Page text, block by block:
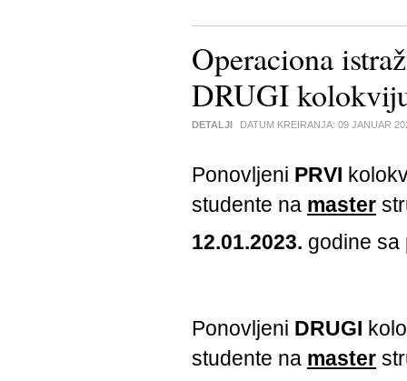
Operaciona
DRUGI
DETALJI DATUM KREIRANJA: 09 JANUAR
Ponovljeni PRVI
studente na master
12.01.2023. godine
Ponovljeni DRUGI
studente na master